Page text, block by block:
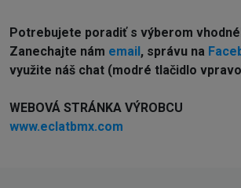
Potrebujete poradiť s výberom
Zanechajte nám email, správu na
využite náš chat (modré tlačidlo
WEBOVÁ STRÁNKA VÝROBCU
www.eclatbmx.com